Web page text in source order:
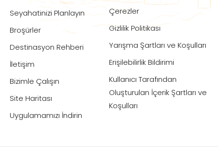
Seyahatinizi Planlayın
Broşürler
Destinasyon Rehberi
İletişim
Bizimle Çalışın
Site Haritası
Uygulamamızı İndirin
Çerezler
Gizlilik Politikası
Yarışma Şartları ve Koşulları
Erişilebilirlik Bildirimi
Kullanıcı Tarafından
Oluşturulan İçerik Şartları ve
Koşulları